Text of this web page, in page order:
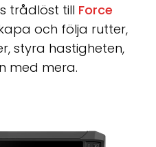
trådlöst till Force
och följa rutter,
styra hastigheten,
med mera.